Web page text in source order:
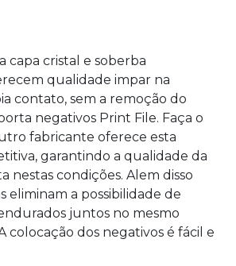
capa cristal e soberba
qualidade impar na
contato, sem a remoção do
negativos Print File. Faça o
fabricante oferece esta
garantindo a qualidade da
nestas condições. Alem disso
eliminam a possibilidade de
juntos no mesmo
colocação dos negativos é fácil e